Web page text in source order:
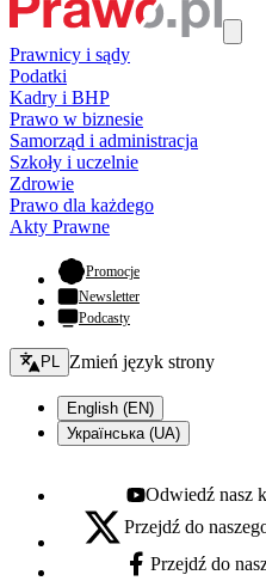
Prawnicy i sądy
Podatki
Kadry i BHP
Prawo w biznesie
Samorząd i administracja
Szkoły i uczelnie
Zdrowie
Prawo dla każdego
Akty Prawne
Promocje- otwiera się w nowej
Newsletter
Podcasty
Zmień język - bieżący:
PL Zmień język strony
English (EN)
Українська (UA)
Youtube - otwiera się w
Odwiedź nasz
X - otwiera się w nowej karcie
Przejdź do
Facebook - otwiera się
Przejdź do